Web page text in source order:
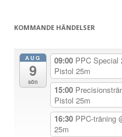
n
KOMMANDE HÄNDELSER
AUG
9
sön
09:00 PPC Special
Pistol 25m
15:00
Pistol 25m
16:30 PPC-träning
25m